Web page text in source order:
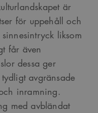
är
för uppehåll och
liksom
får även
dessa ger
avgränsade
inramning.
med avbländat